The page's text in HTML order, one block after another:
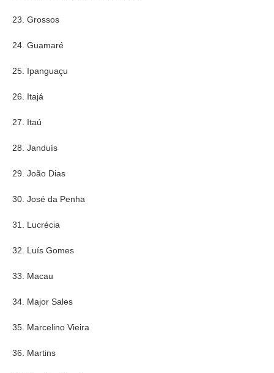
23. Grossos
24. Guamaré
25. Ipanguaçu
26. Itajá
27. Itaú
28. Janduís
29. João Dias
30. José da Penha
31. Lucrécia
32. Luís Gomes
33. Macau
34. Major Sales
35. Marcelino Vieira
36. Martins